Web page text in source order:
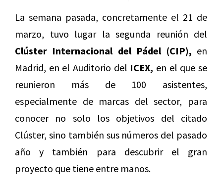
La semana pasada, concretamente el 21 de
marzo, tuvo lugar la segunda reunión del
Clúster Internacional del Pádel (CIP), en
Madrid, en el Auditorio del ICEX, en el que se
reunieron más de 100 asistentes,
especialmente de marcas del sector, para
conocer no solo los objetivos del citado
Clúster, sino también sus números del pasado
año y también para descubrir el gran
proyecto que tiene entre manos.